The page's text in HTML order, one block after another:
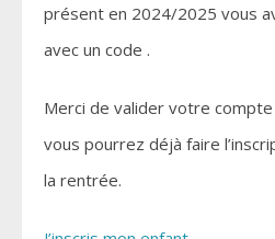
présent en 2024/2025 vous
avec un code .
Merci de valider votre
vous pourrez déjà faire
la rentrée.